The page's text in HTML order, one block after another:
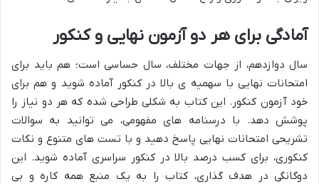
آمادگی برای هر دو آزمون نهایی و کنکور
سال دوازدهم، از جهات مختلف، سال حساسی است؛ هم باید برای
امتحانات نهایی با سهمیه ی بالا در کنکور آماده شوید و هم برای
خود آزمون کنکور. این کتاب به شکلی طراحی شده که هر دو نیاز را
پوشش دهد. با درسنامه های مفهومی، می توانید به سوالات
تشریحی امتحانات نهایی پاسخ دهید و با تست های متنوع و نکات
کنکوری، برای کسب درصد بالا در کنکور سراسری آماده شوید. این
دوگانگی در هدف گذاری، کتاب را به یک منبع همه کاره و بی